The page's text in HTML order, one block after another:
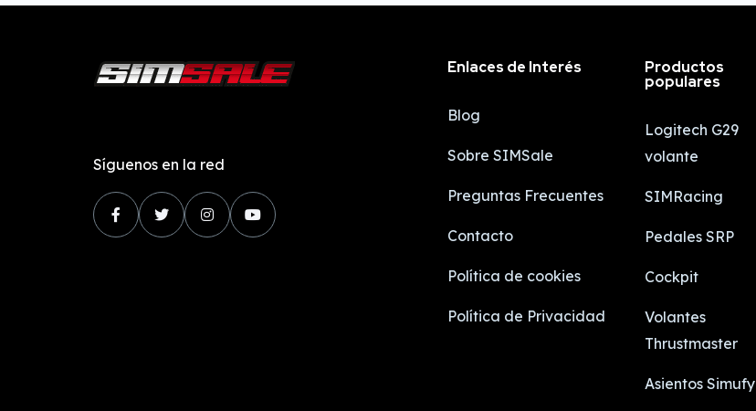
Síguenos en la red
Enlaces de Interés
Blog
Sobre SIMSale
Preguntas Frecuentes
Contacto
Política de cookies
Política de Privacidad
Productos
populares
Logitech G29
volante
SIMRacing
Pedales SRP
Cockpit
Volantes
Thrustmaster
Asientos Simufy